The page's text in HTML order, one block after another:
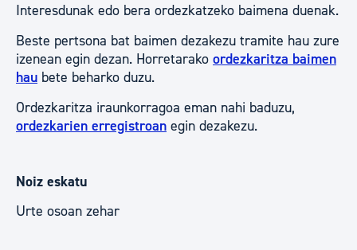
Interesdunak edo bera ordezkatzeko baimena duenak.
Beste pertsona bat baimen dezakezu tramite hau zure
izenean egin dezan. Horretarako ordezkaritza baimen
hau bete beharko duzu.
Ordezkaritza iraunkorragoa eman nahi baduzu,
ordezkarien erregistroan egin dezakezu.
Noiz eskatu
Urte osoan zehar